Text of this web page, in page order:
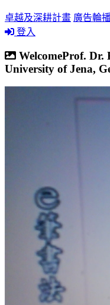
卓越及深耕計畫 廣告輪
登入
WelcomeProf. Dr.
University of Jena,